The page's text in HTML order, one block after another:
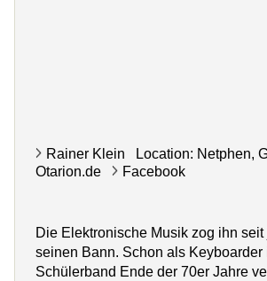
Rainer Klein Location: Netphen,
Otarion.de
Facebook
Die Elektronische Musik zog ihn seit
seinen Bann. Schon als Keyboarder
Schülerband Ende der 70er Jahre